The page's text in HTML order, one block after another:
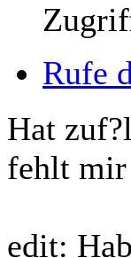
Rufe
Hat
fehlt mir
edit: